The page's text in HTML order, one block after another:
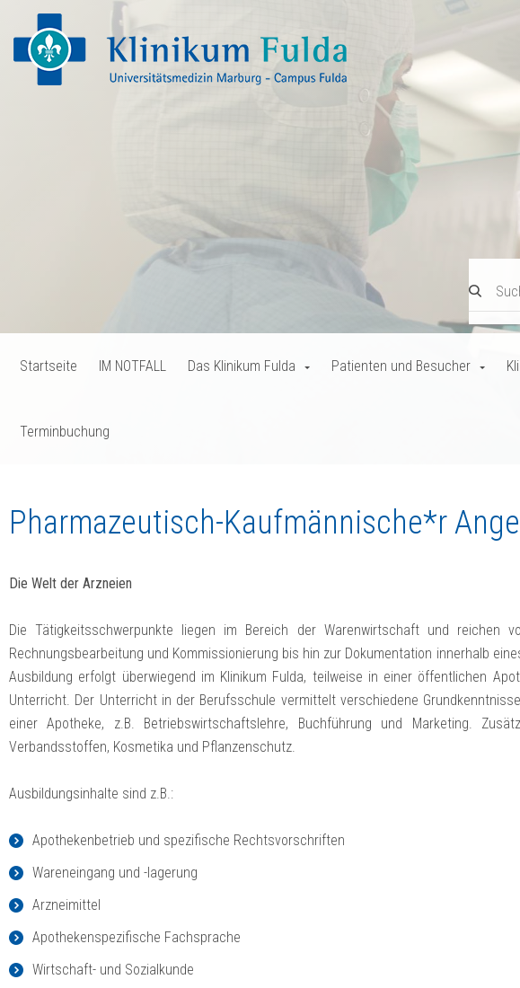
Startseite
IM NOTFALL Das Klinikum Fulda Patienten und Besucher
Terminbuchung
Pharmazeutisch-Kaufmännische*r
Die Welt der Arzneien
Die Tätigkeitsschwerpunkte liegen im Bereich der Warenwirtschaft und reichen
Rechnungsbearbeitung und Kommissionierung bis hin zur Dokumentation innerhalb
Ausbildung erfolgt überwiegend im Klinikum Fulda, teilweise in einer öffentlichen
Unterricht. Der Unterricht in der Berufsschule vermittelt verschiedene
einer Apotheke, z.B. Betriebswirtschaftslehre, Buchführung und Marketing.
Verbandsstoffen, Kosmetika und Pflanzenschutz.
Ausbildungsinhalte sind z.B.:
Apothekenbetrieb und spezifische Rechtsvorschriften
Wareneingang und -lagerung
Arzneimittel
Apothekenspezifische Fachsprache
Wirtschaft- und Sozialkunde